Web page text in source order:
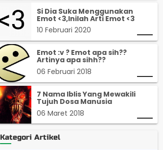
Si Dia Suka Menggunakan
Emot <3,Inilah Arti Emot <3
10 Februari 2020
Emot :v ? Emot apa sih??
Artinya apa sihh??
06 Februari 2018
7 Nama Iblis Yang Mewakili
Tujuh Dosa Manusia
06 Maret 2018
Kategori Artikel